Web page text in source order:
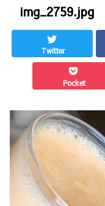
img_2759.jpg
Twitter
Pocket